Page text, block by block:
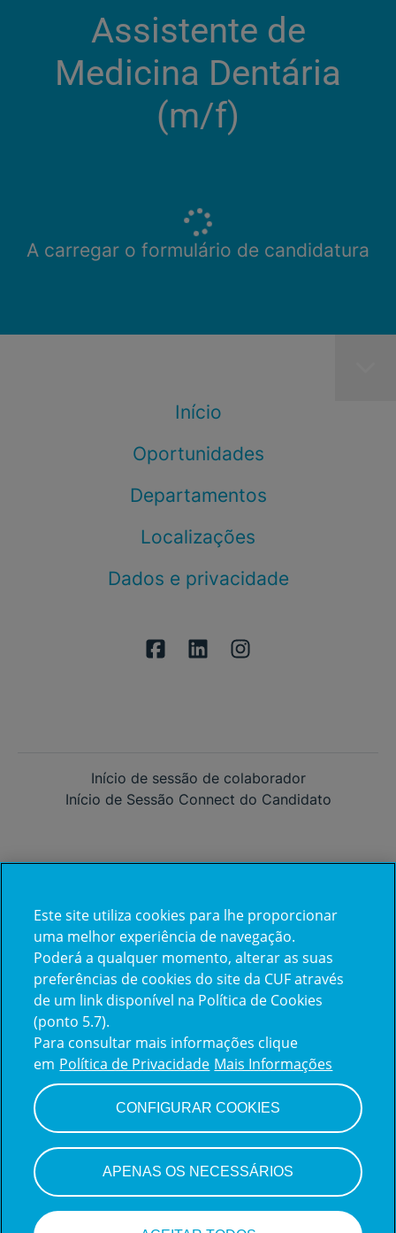
Assistente de
Medicina Dentária
(m/f)​
A carregar o formulário de candidatura
Início
Oportunidades
Departamentos
Localizações
Dados e privacidade
Início de sessão de colaborador
Início de Sessão Connect do Candidato
Já trabalha na CUF?
Vamos encontrar juntos o seu
próximo colega de equipe.
Iniciar sessão
Este site utiliza cookies para lhe proporcionar
uma melhor experiência de navegação.
Poderá a qualquer momento, alterar as suas
preferências de cookies do site da CUF através
de um link disponível na Política de Cookies
(ponto 5.7).
Para consultar mais informações clique
em Política de Privacidade Mais Informações
CONFIGURAR COOKIES
APENAS OS NECESSÁRIOS